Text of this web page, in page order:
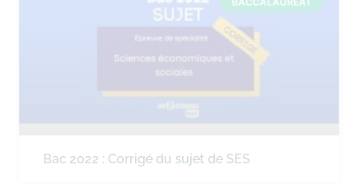
Bac 2022 : Corrigé du sujet de SES